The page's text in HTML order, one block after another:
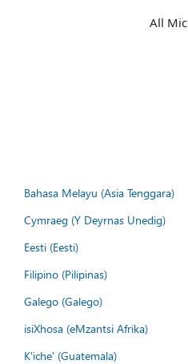
All
Bahasa Melayu (Asia Tenggara)
Cymraeg (Y Deyrnas Unedig)
Eesti (Eesti)
Filipino (Pilipinas)
Galego (Galego)
isiXhosa (eMzantsi Afrika)
K'iche' (Guatemala)